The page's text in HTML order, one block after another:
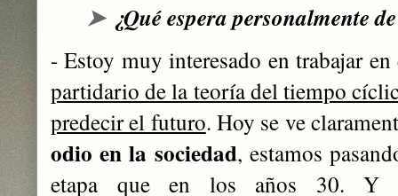
➤ ¿Qué espera personalmente
- Estoy muy interesado en trabajar
partidario de la teoría del tiempo
predecir el futuro. Hoy se ve
odio en la sociedad, estamos
etapa que en los años 30. Y